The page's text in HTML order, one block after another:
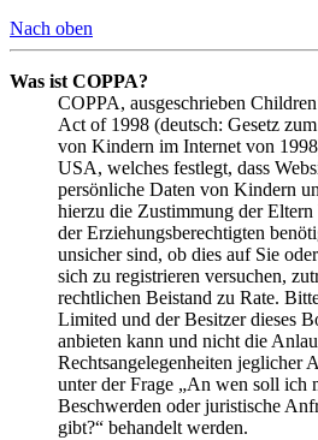
Nach oben
Was ist COPPA?
COPPA, ausgeschrieben
Act of 1998 (deutsch: Gesetz
von Kindern im Internet von
USA, welches festlegt, dass
persönliche Daten von Kindern
hierzu die Zustimmung der Eltern
der Erziehungsberechtigten
unsicher sind, ob dies auf Sie
sich zu registrieren versuchen,
rechtlichen Beistand zu Rate.
Limited und der Besitzer dieses
anbieten kann und nicht die
Rechtsangelegenheiten jeglicher
unter der Frage „An wen soll ich
Beschwerden oder juristische
gibt?“ behandelt werden.